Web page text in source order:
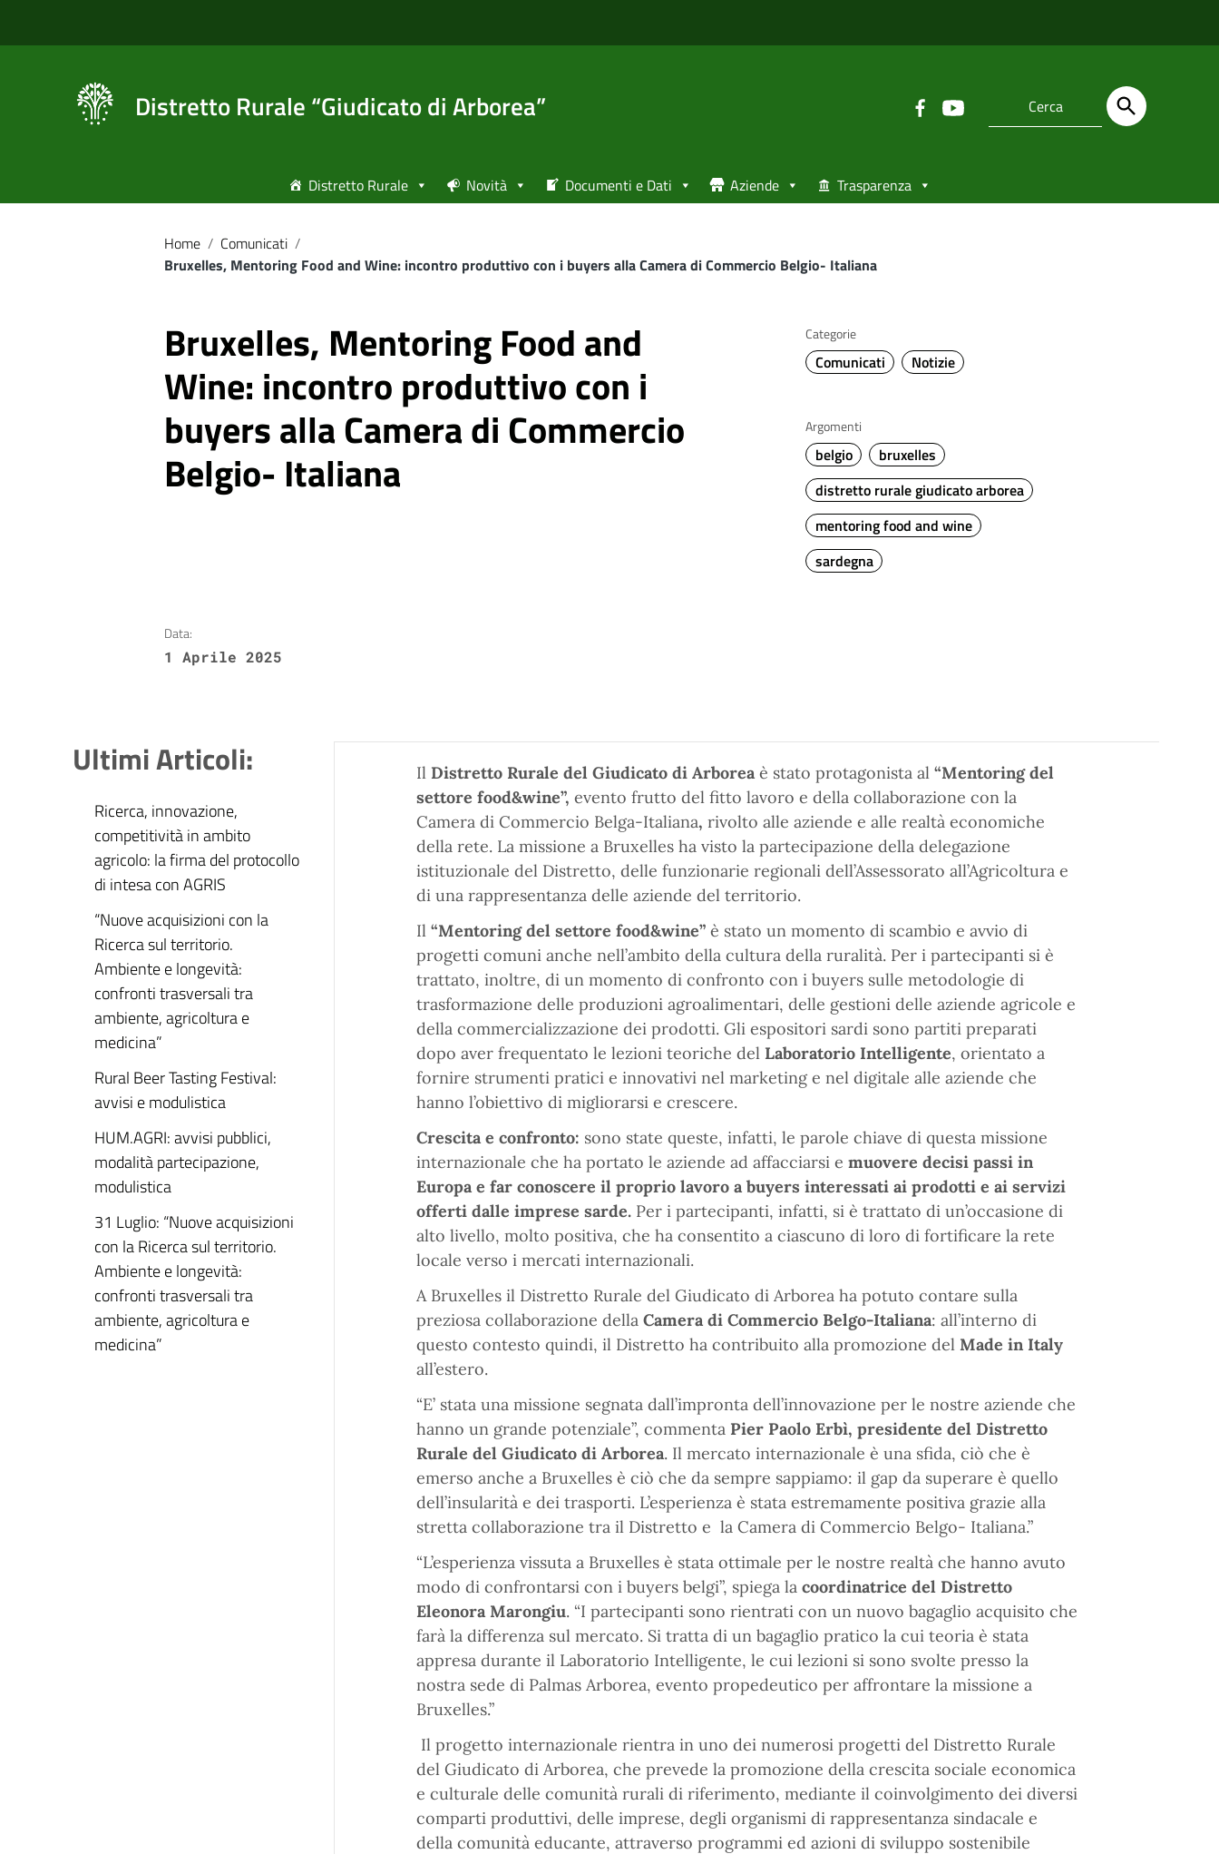
Distretto Rurale “Giudicato di Arborea”
Distretto Rurale Novità Documenti e Dati Aziende Trasparenza
Home / Comunicati /
Bruxelles, Mentoring Food and Wine: incontro produttivo con i buyers alla Camera di Commercio Belgio- Italiana
Bruxelles, Mentoring Food and
Wine: incontro produttivo con i
buyers alla Camera di Commercio
Belgio- Italiana
Categorie
Comunicati Notizie
Argomenti
belgio
bruxelles
distretto rurale giudicato arborea
mentoring food and wine
sardegna
Data:
1 Aprile 2025
Ultimi Articoli:
Ricerca, innovazione,
competitività in ambito
agricolo: la firma del protocollo
di intesa con AGRIS
“Nuove acquisizioni con la
Ricerca sul territorio.
Ambiente e longevità:
confronti trasversali tra
ambiente, agricoltura e
medicina”
Rural Beer Tasting Festival:
avvisi e modulistica
HUM.AGRI: avvisi pubblici,
modalità partecipazione,
modulistica
31 Luglio: “Nuove acquisizioni
con la Ricerca sul territorio.
Ambiente e longevità:
confronti trasversali tra
ambiente, agricoltura e
medicina”
Il Distretto Rurale del Giudicato di Arboreaè stato protagonista al “Mentoring del
settore food&wine”, evento frutto del fitto lavoro e della collaborazione con la
Camera di Commercio Belga-Italiana, rivolto alle aziende e alle realtà economiche
della rete. La missione a Bruxelles ha visto la partecipazione della delegazione
istituzionale del Distretto, delle funzionarie regionali dell’Assessorato all’Agricoltura e
di una rappresentanza delle aziende del territorio.
Il “Mentoring del settore food&wine”è stato un momento di scambio e avvio di
progetti comuni anche nell’ambito della cultura della ruralità. Per i partecipanti si è
trattato, inoltre, di un momento di confronto con i buyers sulle metodologie di
trasformazione delle produzioni agroalimentari, delle gestioni delle aziende agricole e
della commercializzazione dei prodotti. Gli espositori sardi sono partiti preparati
dopo aver frequentato le lezioni teoriche del Laboratorio Intelligente, orientato a
fornire strumenti pratici e innovativi nel marketing e nel digitale alle aziende che
hanno l’obiettivo di migliorarsi e crescere.
Crescita e confronto: sono state queste, infatti, le parole chiave di questa missione
internazionale che ha portato le aziende ad affacciarsi e muovere decisi passi in
Europa e far conoscere il proprio lavoro a buyers interessati ai prodotti e ai servizi
offerti dalle imprese sarde.Per i partecipanti, infatti, si è trattato di un’occasione di
alto livello, molto positiva, che ha consentito a ciascuno di loro di fortificare la rete
locale verso i mercati internazionali.
A Bruxelles il Distretto Rurale del Giudicato di Arborea ha potuto contare sulla
preziosa collaborazione della Camera di Commercio Belgo-Italiana: all’interno di
questo contesto quindi, il Distretto ha contribuito alla promozione del Made in Italy
all’estero.
“E’ stata una missione segnata dall’impronta dell’innovazione per le nostre aziende che
hanno un grande potenziale”, commenta Pier Paolo Erbì, presidente del Distretto
Rurale del Giudicato di Arborea. Il mercato internazionale è una sfida, ciò che è
emerso anche a Bruxelles è ciò che da sempre sappiamo: il gap da superare è quello
dell’insularità e dei trasporti. L’esperienza è stata estremamente positiva grazie alla
stretta collaborazione tra il Distretto e la Camera di Commercio Belgo- Italiana.”
“L’esperienza vissuta a Bruxelles è stata ottimale per le nostre realtà che hanno avuto
modo di confrontarsi con i buyers belgi”, spiega la coordinatrice del Distretto
Eleonora Marongiu. “I partecipanti sono rientrati con un nuovo bagaglio acquisito che
farà la differenza sul mercato. Si tratta di un bagaglio pratico la cui teoria è stata
appresa durante il Laboratorio Intelligente, le cui lezioni si sono svolte presso la
nostra sede di Palmas Arborea, evento propedeutico per affrontare la missione a
Bruxelles.”
Il progetto internazionale rientra in uno dei numerosi progetti del Distretto Rurale
del Giudicato di Arborea, che prevede la promozione della crescita sociale economica
e culturale delle comunità rurali di riferimento, mediante il coinvolgimento dei diversi
comparti produttivi, delle imprese, degli organismi di rappresentanza sindacale e
della comunità educante, attraverso programmi ed azioni di sviluppo sostenibile